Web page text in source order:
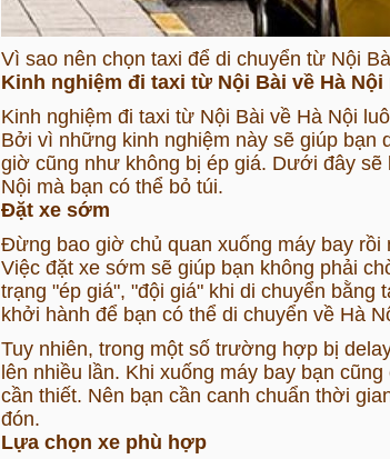
Vì sao nên chọn taxi để di chuyển từ Nội
Kinh nghiệm đi taxi từ Nội Bài về Hà Nội
Kinh nghiệm đi taxi từ Nội Bài về Hà Nội
Bởi vì những kinh nghiệm này sẽ giúp bạn
giờ cũng như không bị ép giá. Dưới đây
Nội mà bạn có thể bỏ túi.
Đặt xe sớm
Đừng bao giờ chủ quan xuống máy bay
Việc đặt xe sớm sẽ giúp bạn không phải
trạng "ép giá", "đội giá" khi di chuyển
khởi hành để bạn có thể di chuyển về Hà
Tuy nhiên, trong một số trường hợp bị
lên nhiều lần. Khi xuống máy bay bạn
cần thiết. Nên bạn cần canh chuẩn thời
đón.
Lựa chọn xe phù hợp